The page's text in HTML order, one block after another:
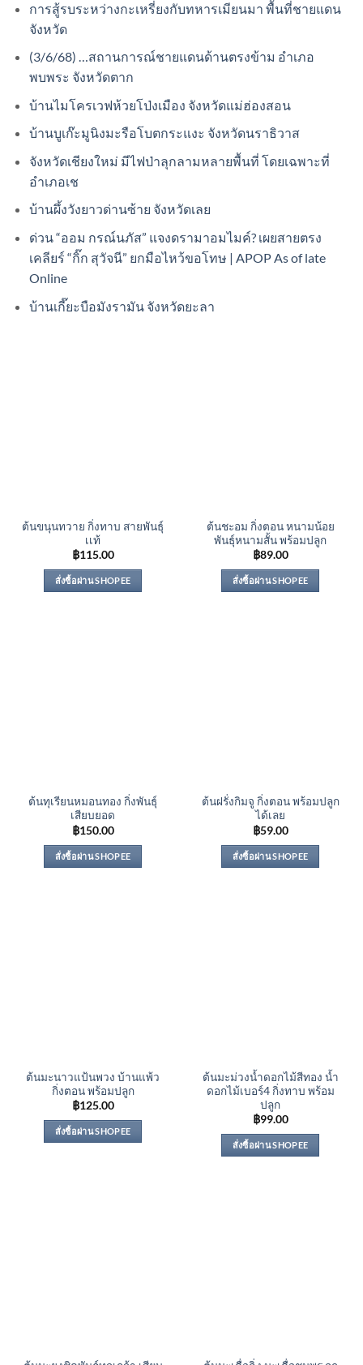
การสู้รบระหว่างกะเหรี่ยงกับทหารเมียนมา พื้นที่ชายแดน
จังหวัด
(3/6/68) …สถานการณ์ชายแดนด้านตรงข้าม อำเภอ
พบพระ จังหวัดตาก
บ้านไมโครเวฟห้วยโป่งเมือง จังหวัดแม่ฮ่องสอน
บ้านบูเก๊ะมูนิงมะรือโบตกระแงะ จังหวัดนราธิวาส
จังหวัดเชียงใหม่ มีไฟป่าลุกลามหลายพื้นที่ โดยเฉพาะที่
อำเภอเช
บ้านผึ้งวังยาวด่านซ้าย จังหวัดเลย
ด่วน “ออม กรณ์นภัส” แจงดรามาอมไมค์? เผยสายตรง
เคลียร์ “กิ๊ก สุวัจนี” ยกมือไหว้ขอโทษ | APOP As of late
Online
บ้านเกี๊ยะบือมังรามัน จังหวัดยะลา
ต้นขนุนทวาย กิ่งทาบ สายพันธุ์
เเท้
฿115.00
สั่งซื้อผ่าน SHOPEE
ต้นชะอม กิ่งตอน หนามน้อย
พันธุ์หนามสั้น พร้อมปลูก
฿89.00
สั่งซื้อผ่าน SHOPEE
ต้นทุเรียนหมอนทอง กิ่งพันธุ์
เสียบยอด
฿150.00
สั่งซื้อผ่าน SHOPEE
ต้นฝรั่งกิมจู กิ่งตอน พร้อมปลูก
ได้เลย
฿59.00
สั่งซื้อผ่าน SHOPEE
ต้นมะนาวแป้นพวง บ้านแพ้ว
กิ่งตอน พร้อมปลูก
฿125.00
สั่งซื้อผ่าน SHOPEE
ต้นมะม่วงน้ำดอกไม้สีทอง น้ำ
ดอกไม้เบอร์4 กิ่งทาบ พร้อม
ปลูก
฿99.00
สั่งซื้อผ่าน SHOPEE